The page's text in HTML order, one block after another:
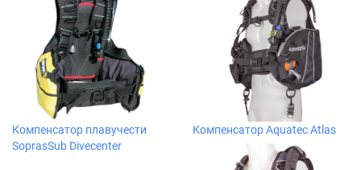
Компенсатор плавучести
SoprasSub Divecenter
Компенсатор Aquatec Atlas